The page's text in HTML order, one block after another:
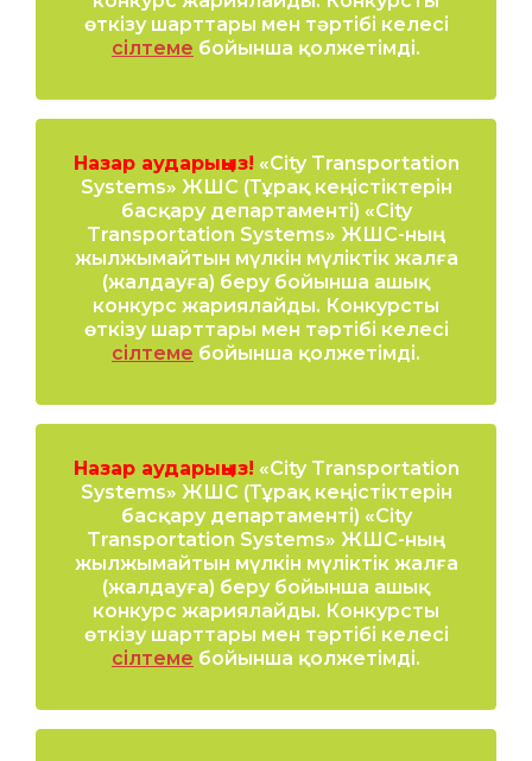
өткізу шарттары мен тәртібі келесі
сілтеме бойынша қолжетімді.
Назар аударыңыз! «City Transportation
Systems» ЖШС (Тұрақ кеңістіктерін
басқару департаменті) «City
Transportation Systems» ЖШС-ның
жылжымайтын мүлкін мүліктік жалға
(жалдауға) беру бойынша ашық
конкурс жариялайды. Конкурсты
өткізу шарттары мен тәртібі келесі
сілтеме бойынша қолжетімді.
Назар аударыңыз! «City Transportation
Systems» ЖШС (Тұрақ кеңістіктерін
басқару департаменті) «City
Transportation Systems» ЖШС-ның
жылжымайтын мүлкін мүліктік жалға
(жалдауға) беру бойынша ашық
конкурс жариялайды. Конкурсты
өткізу шарттары мен тәртібі келесі
сілтеме бойынша қолжетімді.